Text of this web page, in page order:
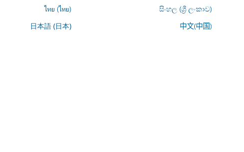
සිංහල (ශ්‍රී ලංකාව)
ไทย (ไทย)
中文(中国)
日本語 (日本)